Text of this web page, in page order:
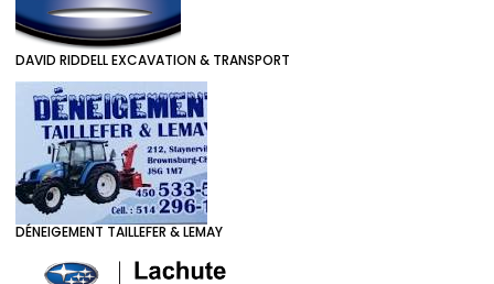
DAVID RIDDELL EXCAVATION & TRANSPORT
DÉNEIGEMENT TAILLEFER & LEMAY